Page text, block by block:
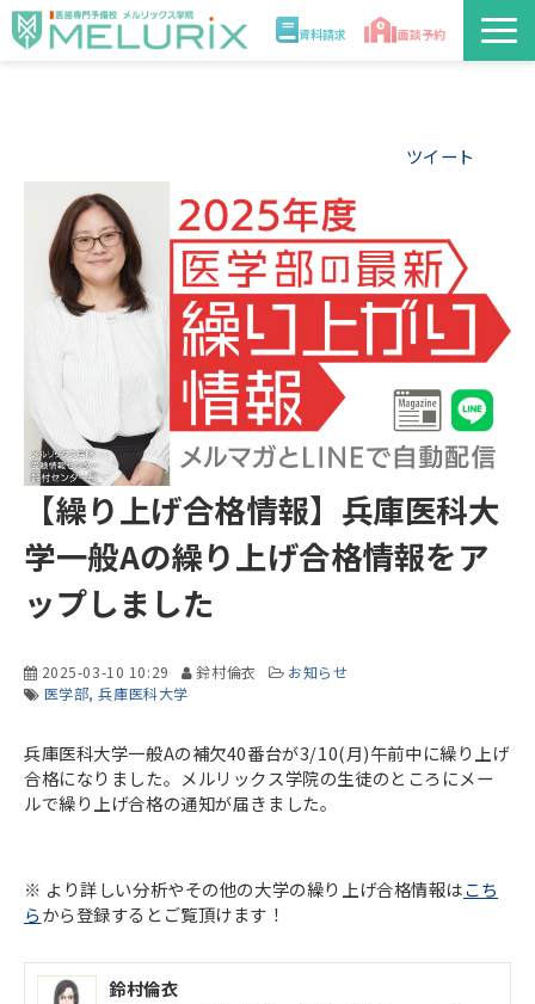
資料請求 面談予約
入学案内
合格実績・合格体験記
医学部解答速報2026
ツイート
【繰り上げ合格情報】兵庫医科大
学一般Aの繰り上げ合格情報をア
ップしました
2025-03-10 10:29 鈴村倫衣
お知らせ
医学部 兵庫医科大学
兵庫医科大学一般Aの補欠40番台が3/10(月)午前中に繰り上げ
合格になりました。メルリックス学院の生徒のところにメー
ルで繰り上げ合格の通知が届きました。
※ より詳しい分析やその他の大学の繰り上げ合格情報はこち
らから登録するとご覧頂けます！
鈴村倫衣